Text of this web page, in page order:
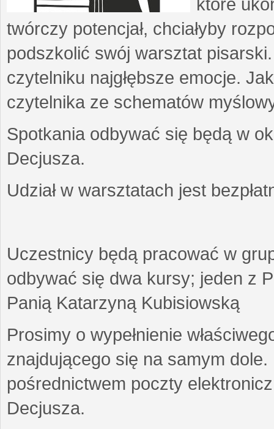
które
twórczy potencjał, chciałyby
podszkolić swój warsztat
czytelniku najgłębsze emocje.
czytelnika ze schematów
Spotkania odbywać się będą w
Decjusza.
Udział w warsztatach jest
Uczestnicy będą pracować w
odbywać się dwa kursy; jeden z
Panią Katarzyną Kubisiowską
Prosimy o wypełnienie
znajdującego się na samym
pośrednictwem poczty
Decjusza.